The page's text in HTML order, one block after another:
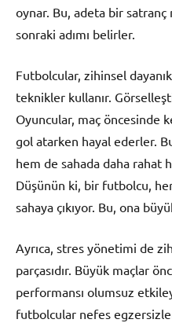
oynar. Bu, adeta bir
sonraki adımı belirler.
Futbolcular, zihinsel
teknikler kullanır.
Oyuncular, maç öncesinde
gol atarken hayal ederler.
hem de sahada daha rahat
Düşünün ki, bir futbolcu, her
sahaya çıkıyor. Bu, ona
Ayrıca, stres yönetimi de
parçasıdır. Büyük maçlar
performansı olumsuz
futbolcular nefes